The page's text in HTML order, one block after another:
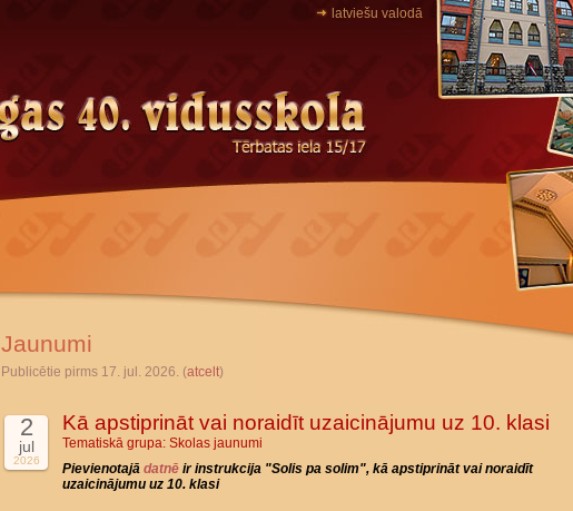
latviešu valodā
Jaunumi
Publicētie pirms 17. jul. 2026. (atcelt)
2
jul
2026
Kā apstiprināt vai noraidīt uzaicinājumu uz 10. klasi
Tematiskā grupa: Skolas jaunumi
Pievienotajā datnē ir instrukcija "Solis pa solim", kā apstiprināt vai noraidīt
uzaicinājumu uz 10. klasi